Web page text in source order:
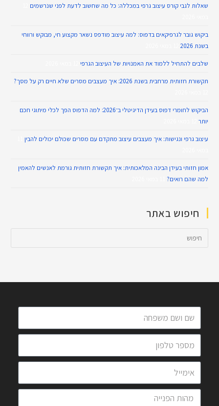
שאלות לגבי קורס עיצוב גרפי במכללה: כל מה שחשוב לדעת לפני שנרשמים
ביקוש גובר לגרפיקאים בדפוס: למה עיצוב מודפס נשאר מקצוע חי, מבוקש ורווחי
בשנת 2026
שלבים להתחיל ללמוד את האמנויות של העיצוב הגרפי
תקשורת חזותית מרחבית בשנת 2026: איך מעצבים מסרים שלא חיים רק על מסך?
הביקוש לחומרי דפוס בעידן הדיגיטלי ב־2026: למה הדפוס הפך לכלי מיתוגי חכם
יותר
עיצוב גרפי ונגישות: איך מעצבים עיצוב מתקדם עם מסרים שכולם יכולים להבין
אמון חזותי בעידן הבינה המלאכותית: איך תקשורת חזותית גורמת לאנשים להאמין
למה שהם רואים?
חיפוש באתר